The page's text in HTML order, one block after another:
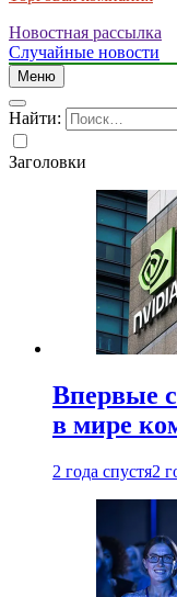
Новостная рассылка
Случайные новости
Меню
Найти:
Заголовки
Впервые
в мире
2 года спустя2